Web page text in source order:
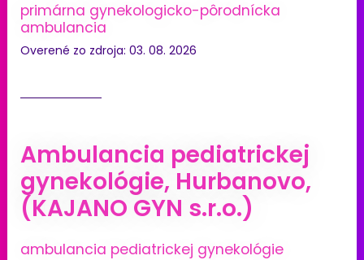
primárna gynekologicko-pôrodnícka
ambulancia
Overené zo zdroja: 03. 08. 2026
Ambulancia pediatrickej
gynekológie, Hurbanovo,
(KAJANO GYN s.r.o.)
ambulancia pediatrickej gynekológie